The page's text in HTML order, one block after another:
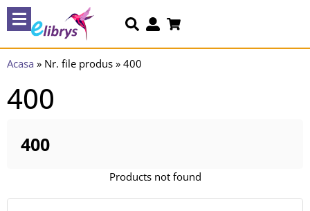
Acasa » Nr. file produs » 400
400
400
Products not found